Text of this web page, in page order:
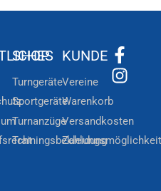
SHOP
Turngeräte
Sportgeräte
Turnanzüge
Trainingsbekleidung
KUNDE
Vereine
Warenkorb
Versandkosten